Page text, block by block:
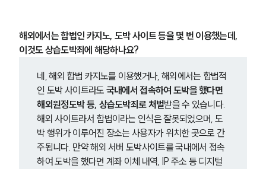
해외에서는 합법인 카지노, 도박 사이트 등을 몇 번 이용했는데,
이것도 상습도박죄에 해당하나요?
네, 해외 합법 카지노를 이용했거나, 해외에서는 합법적
인 도박 사이트라도 국내에서 접속하여 도박을 했다면
해외원정도박 등, 상습도박죄로 처벌받을 수 있습니다.
해외 사이트라서 합법이라는 인식은 잘못되었으며, 도
박 행위가 이루어진 장소는 사용자가 위치한 곳으로 간
주됩니다. 만약 해외 서버 도박사이트를 국내에서 접속
하여 도박을 했다면 계좌 이체 내역, IP 주소 등 디지털